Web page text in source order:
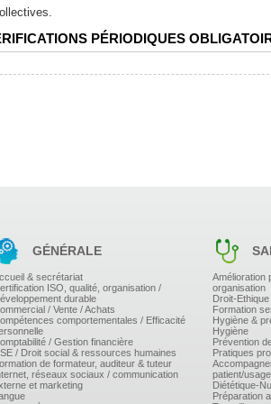
PÉRIODIQUES
fonction de l'existant.
TRAVAIL
- la notion de criticité.
tâche
GÉNÉRALE
& secrétariat
ISO, qualité, organisation /
durable
/ Vente / Achats
comportementales / Efficacité
/ Gestion financière
/ Droit social & ressources humaines
de formateur, auditeur & tuteur
réseaux sociaux / communication
et marketing
Amélioration
organisation
Droit-
Formation
Hygiène &
Hygiène
Prévention
Pratiques
patient/
Diététique-
Préparation